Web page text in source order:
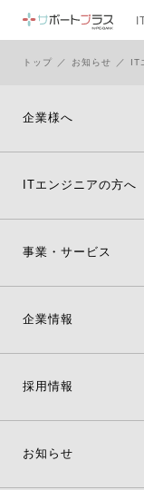
トップ お知らせ IT
企業様へ
ITエンジニアの方へ
事業・サービス
企業情報
採用情報
お知らせ